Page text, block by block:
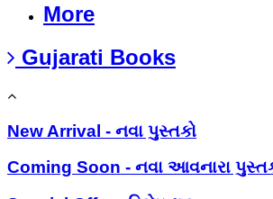
More
Gujarati Books
New Arrival - નવા પુસ્તકો
Coming Soon - નવા આવનારા